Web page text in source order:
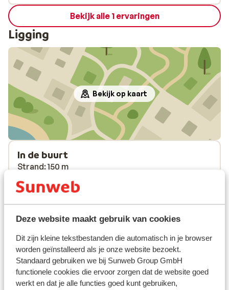
Deze website maakt gebruik van cookies
Dit zijn kleine tekstbestanden die automatisch in je browser
worden geïnstalleerd als je onze website bezoekt.
Standaard gebruiken we bij Sunweb Group GmbH
functionele cookies die ervoor zorgen dat de website goed
werkt en dat je alle functies goed kunt gebruiken,
badkamers zijn niet groot, maar voldoende. Het
personeel is super vriendelijk en helpen je overal
mee indien nodig. Erg schoon hotel en het ontbijt is
prima en uitgebreid. Bij het zwembad veel bedjes
en er omheen veel zitjes.
Bekijk alle 1 ervaringen
Ligging
Bekijk op kaart
In de buurt
Strand: 150 m
Centrum: 200 m
Luchthaven: 6 km
Pinautomaat: 200 m
(Mini)supermarkt: 50 m
Ook interessant voor jou